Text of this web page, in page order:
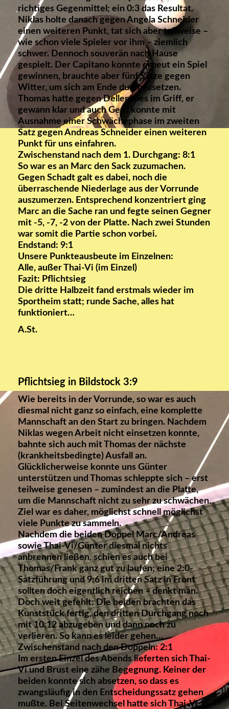
richtiges Gegenmittel; ein 0:3 das Resultat.
Niklas holte danach gegen Angela Schneider
einen weiteren Punkt, tat sich aber teilweise –
wie schon viele Spieler vor ihm – ziemlich
schwer. Dennoch souverän nach Hause
gespielt. Der Capitano konnte erneut ein Spiel
gewinnen, brauchte aber fünf Sätze gegen
Witter, um sich am Ende durchzusetzen.
Thomas hatte gegen Deller alles im Griff, er
gewann klar und auch Gerd konnte mit
Ausnahme einer Schwächephase im zweiten
Satz gegen Andreas Schneider einen weiteren
Punkt für uns einfahren.
Zwischenstand nach dem 1. Durchgang: 8:1
So war es an Marc den Sack zuzumachen.
Gegen Schadt galt es dabei, noch die
überraschende Niederlage aus der Vorrunde
auszumerzen. Entsprechend konzentriert ging
Marc an die Sache ran und fegte seinen Gegner
mit -5, -7, -2 von der Platte. Nach zwei Stunden
war somit die Partie schon vorbei.
Endstand: 9:1
Unsere Punkteausbeute im Einzelnen:
Alle, außer Thai-Vi (im Einzel)
Fazit: Pflichtsieg
Die dritte Halbzeit fand erstmals wieder im
Sportheim statt; runde Sache, alles hat
funktioniert…
A.St.
Pflichtsieg in Bildstock 3:9
Wie bereits in der Vorrunde, so war es auch
diesmal nicht ganz so einfach, eine komplette
Mannschaft an den Start zu bringen. Nachdem
Niklas wegen Arbeit nicht einsetzen konnte,
bahnte sich auch mit Thomas der nächste
(krankheitsbedingte) Ausfall an.
Glücklicherweise konnte uns Günter
unterstützen und Thomas schleppte sich – erst
teilweise genesen – zumindest an die Platte,
um die Mannschaft nicht zu sehr zu schwächen.
Ziel war es daher, möglichst schnell möglichst
viele Punkte zu sammeln.
Nachdem die beiden Doppel Marc/Andreas
sowie Thai-Vi/Günter diesmal nichts
anbrennen ließen, schien es auch bei
Thomas/Frank ganz gut zu laufen; eine 2:0-
Satzführung und 9:6 im dritten Satz in Front
sollten doch eigentlich reichen – denkt man.
Doch weit gefehlt: Die beiden brachten das
Kunststück fertig, den dritten Durchgang noch
mit 10:12 abzugeben und dann noch zu
verlieren. So kann es leider gehen…
Zwischenstand nach den Doppeln: 2:1
Im ersten Einzel des Abends lieferten sich Thai-
Vi und Brust eine zähe Begegnung. Keiner der
beiden konnte sich absetzen, so dass es
zwangsläufig in den Entscheidungssatz gehen
mußte. Bei Seitenwechsel hatte sich Thai-Vi